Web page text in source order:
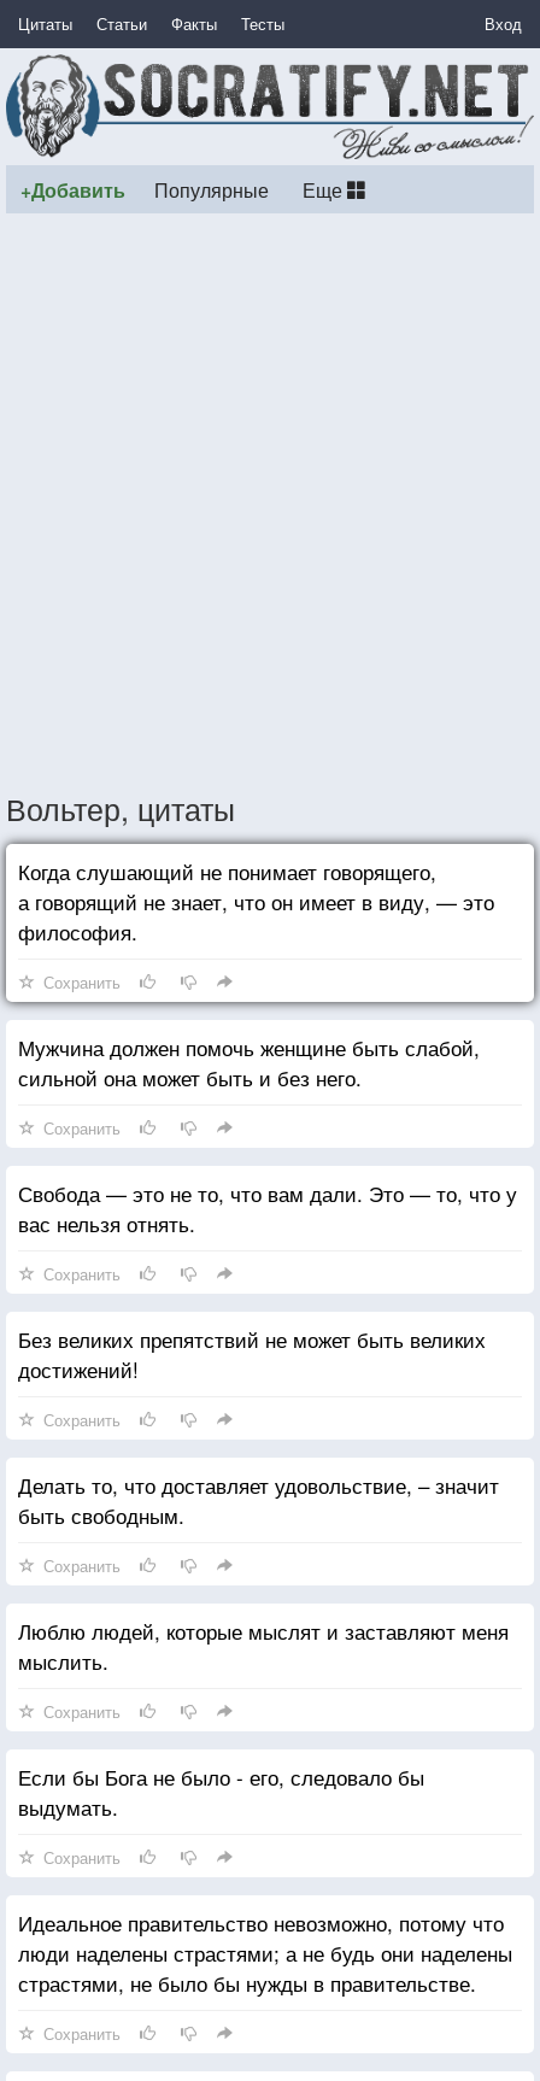
Цитаты Статьи Факты Тесты Вход
+Добавить Популярные Еще
Вольтер, цитаты
Когда слушающий не понимает говорящего,
а говорящий не знает, что он имеет в виду, — это
философия.
Сохранить
Мужчина должен помочь женщине быть слабой,
сильной она может быть и без него.
Сохранить
Свобода — это не то, что вам дали. Это — то, что у
вас нельзя отнять.
Сохранить
Без великих препятствий не может быть великих
достижений!
Сохранить
Делать то, что доставляет удовольствие, – значит
быть свободным.
Сохранить
Люблю людей, которые мыслят и заставляют меня
мыслить.
Сохранить
Если бы Бога не было - его, следовало бы
выдумать.
Сохранить
Идеальное правительство невозможно, потому что
люди наделены страстями; а не будь они наделены
страстями, не было бы нужды в правительстве.
Сохранить